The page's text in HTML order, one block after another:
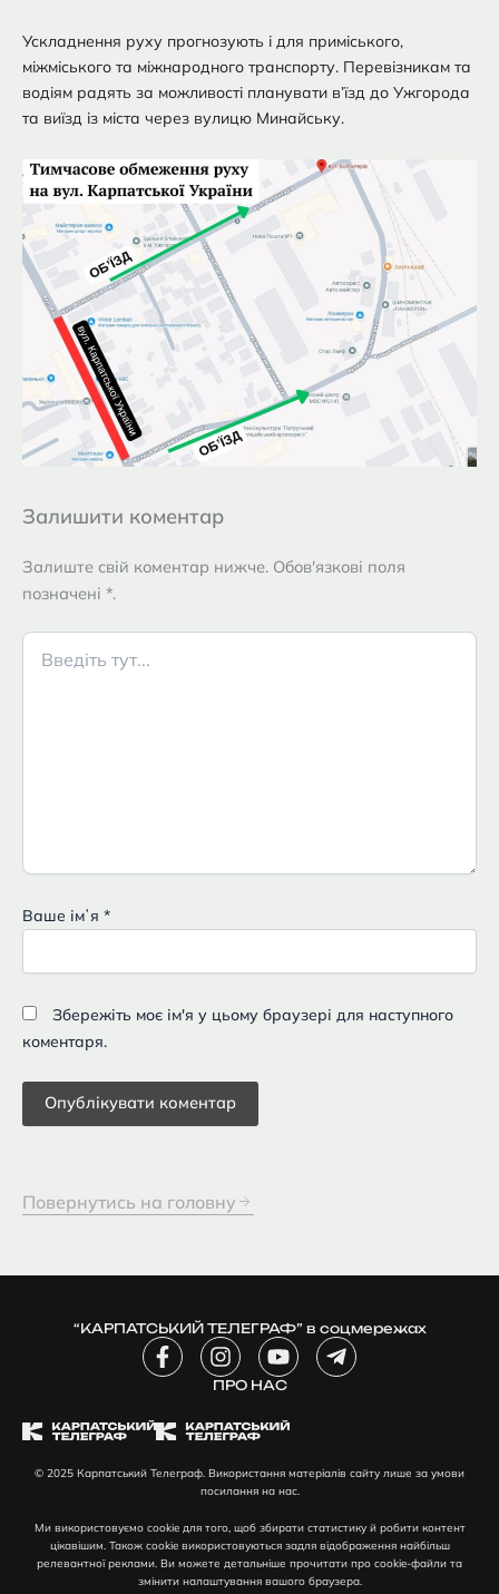
Ускладнення руху прогнозують і для приміського,
міжміського та міжнародного транспорту. Перевізникам та
водіям радять за можливості планувати в’їзд до Ужгорода
та виїзд із міста через вулицю Минайську.
Залишити коментар
Залиште свій коментар нижче. Обов'язкові поля
позначені *.
Введіть
тут...
Ваше імʼя *
Збережіть моє ім'я у цьому браузері для наступного
коментаря.
Повернутись на головну
“КАРПАТСЬКИЙ ТЕЛЕГРАФ” в соцмережах
F
a
b
o
-
f
I
n
s
a
r
a
m
Y
o
u
u
e
T
e
a
-
p
l
ПРО НАС
© 2025 Карпатський Телеграф. Використання матеріалів сайту лише за умови
посилання на нас.
Ми використовуємо cookie для того, щоб збирати статистику й робити контент
цікавішим. Також cookie використовуються задля відображення найбільш
релевантної реклами. Ви можете детальніше прочитати про cookie-файли та
змінити налаштування вашого браузера.